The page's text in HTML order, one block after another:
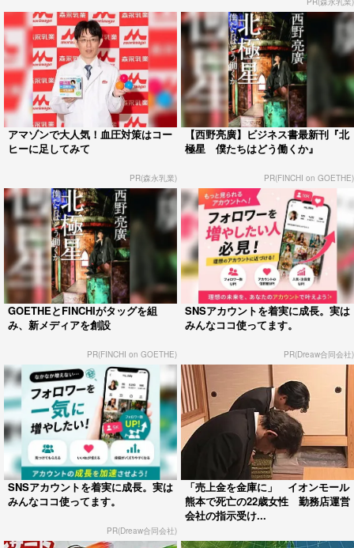
アマゾンで大人気！血圧対策はコー
ヒーに足してみて
PR(森永乳業)
【西野亮廣】ビジネス書最新刊『北
極星 僕たちはどう働くか』
PR(FINCHI on GOETHE)
GOETHEとFINCHIがタッグを組
み、新メディアを創設
PR(FINCHI on GOETHE)
SNSアカウントを着実に成長。実は
みんなココ使ってます。
PR(Dreaw合同会社)
SNSアカウントを着実に成長。実は
みんなココ使ってます。
PR(Dreaw合同会社)
「売上金を金庫に」 イオンモール
熊本で死亡の22歳女性 勤務店運営
会社の指示受け...